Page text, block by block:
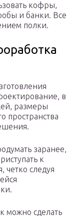
кофры,
и банки. Все
полки.
в
размеры
пространства
заранее,
к
четко следуя
можно сделать